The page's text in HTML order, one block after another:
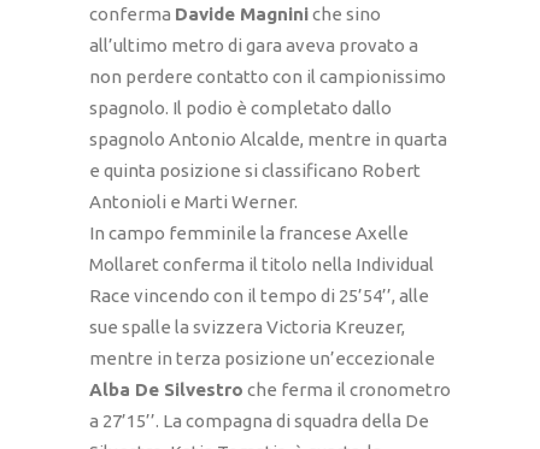
conferma Davide Magniniche sino
all’ultimo metro di gara aveva provato a
non perdere contatto con il campionissimo
spagnolo. Il podio è completato dallo
spagnolo Antonio Alcalde, mentre in quarta
e quinta posizione si classificano Robert
Antonioli e Marti Werner.
In campo femminile la francese Axelle
Mollaret conferma il titolo nella Individual
Race vincendo con il tempo di 25’54’’, alle
sue spalle la svizzera Victoria Kreuzer,
mentre in terza posizione un’eccezionale
Alba De Silvestro che ferma il cronometro
a 27’15’’. La compagna di squadra della De